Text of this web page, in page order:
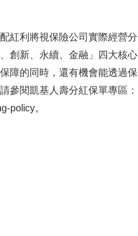
紅利將視保險公司實際經營分
創新、永續、金融」四大核心
障的同時，還有機會能透過保
參閱凱基人壽分紅保單專區：
policy。